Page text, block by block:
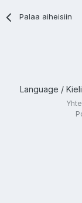
Palaa aiheisiin
Language /